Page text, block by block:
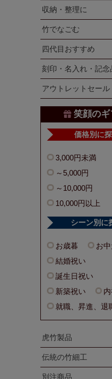
収納・整理に
竹でなごむ
四代目おすすめ
刻印・名入れ・記念
アウトレットセール
笑顔のギ
価格別に
3,000円未満
～5,000円
～10,000円
10,000円以上
シーン別に
お歳暮
お
結婚祝い
誕生日祝い
新築祝い
就職、昇進、退
虎竹製品
伝統の竹細工
別注商品